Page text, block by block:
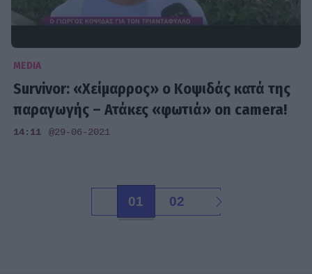
MEDIA
Survivor: «Χείμαρρος» ο Κοψιδάς κατά της
παραγωγής – Ατάκες «φωτιά» on camera!
14:11 @29-06-2021
01 02